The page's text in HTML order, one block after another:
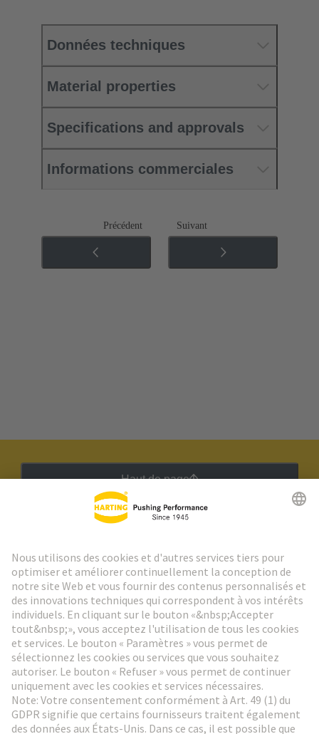
Données techniques
Material properties
Specifications and approvals
Informations commerciales
Précédent Suivant
Haut de page
Aller à l'inscription
Social Media